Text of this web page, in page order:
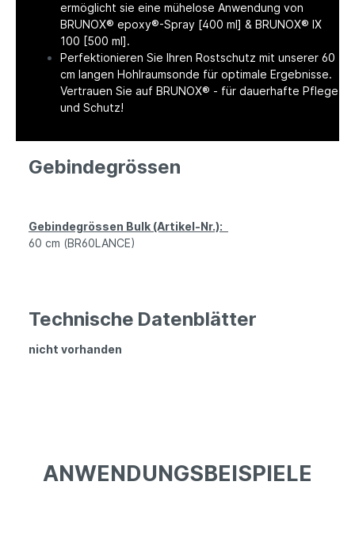
ermöglicht sie eine mühelose Anwendung von
BRUNOX® epoxy®-Spray [400 ml] & BRUNOX® IX
100 [500 ml].
Perfektionieren Sie Ihren Rostschutz mit unserer 60
cm langen Hohlraumsonde für optimale Ergebnisse.
Vertrauen Sie auf BRUNOX® - für dauerhafte Pflege
und Schutz!
Gebindegrössen
Gebindegrössen Bulk (Artikel-Nr.):
60 cm (BR60LANCE)
Technische Datenblätter
nicht vorhanden
ANWENDUNGSBEISPIELE